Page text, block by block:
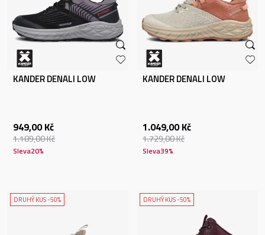
KANDER DENALI LOW
949,00 Kč
1.189,00Kč
Sleva20%
KANDER DENALI LOW
1.049,00 Kč
1.729,00Kč
Sleva39%
DRUHÝ KUS -50% DRUHÝ KUS -50%